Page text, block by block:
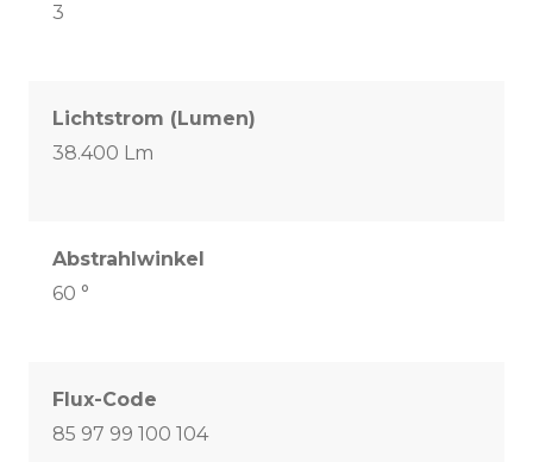
3
Lichtstrom (Lumen)
38.400 Lm
Abstrahlwinkel
60 °
Flux-Code
85 97 99 100 104